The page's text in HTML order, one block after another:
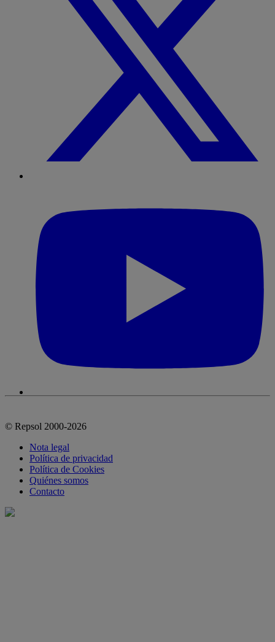
© Repsol 2000-2026
Nota legal
Política de privacidad
Política de Cookies
Quiénes somos
Contacto